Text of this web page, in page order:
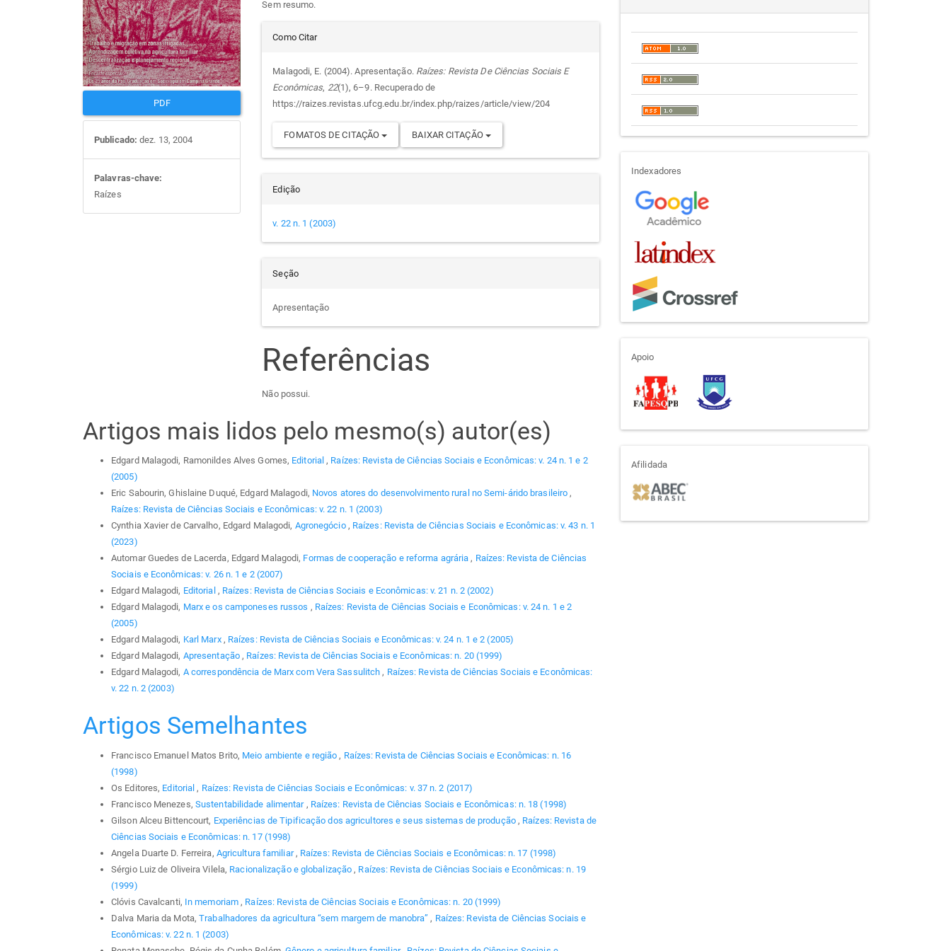
artigos
PDF
Publicado: dez. 13, 2004
Palavras-chave:
Raízes
principal
Sem resumo.
Detalhes
do
artigo
Como Citar
Malagodi, E. (2004). Apresentação. Raízes: Revista De Ciências Sociais E
Econômicas, 22(1), 6–9. Recuperado de
https://raizes.revistas.ufcg.edu.br/index.php/raizes/article/view/204
FOMATOS DE CITAÇÃO BAIXAR CITAÇÃO
Edição
v. 22 n. 1 (2003)
Seção
Apresentação
Referências
Não possui.
Artigos mais lidos pelo mesmo(s) autor(es)
Edgard Malagodi, Ramonildes Alves Gomes, Editorial, Raízes: Revista de Ciências Sociais e Econômicas: v. 24 n. 1 e 2
(2005)
Eric Sabourin, Ghislaine Duqué, Edgard Malagodi, Novos atores do desenvolvimento rural no Semi-árido brasileiro,
Raízes: Revista de Ciências Sociais e Econômicas: v. 22 n. 1 (2003)
Cynthia Xavier de Carvalho, Edgard Malagodi, Agronegócio , Raízes: Revista de Ciências Sociais e Econômicas: v. 43 n. 1
(2023)
Automar Guedes de Lacerda, Edgard Malagodi, Formas de cooperação e reforma agrária, Raízes: Revista de Ciências
Sociais e Econômicas: v. 26 n. 1 e 2 (2007)
Edgard Malagodi, Editorial , Raízes: Revista de Ciências Sociais e Econômicas: v. 21 n. 2 (2002)
Edgard Malagodi, Marx e os camponeses russos , Raízes: Revista de Ciências Sociais e Econômicas: v. 24 n. 1 e 2
(2005)
Edgard Malagodi, Karl Marx , Raízes: Revista de Ciências Sociais e Econômicas: v. 24 n. 1 e 2 (2005)
Edgard Malagodi, Apresentação, Raízes: Revista de Ciências Sociais e Econômicas: n. 20 (1999)
Edgard Malagodi, A correspondência de Marx com Vera Sassulitch, Raízes: Revista de Ciências Sociais e Econômicas:
v. 22 n. 2 (2003)
Artigos Semelhantes
Francisco Emanuel Matos Brito, Meio ambiente e região , Raízes: Revista de Ciências Sociais e Econômicas: n. 16
(1998)
Os Editores, Editorial , Raízes: Revista de Ciências Sociais e Econômicas: v. 37 n. 2 (2017)
Francisco Menezes, Sustentabilidade alimentar , Raízes: Revista de Ciências Sociais e Econômicas: n. 18 (1998)
Gilson Alceu Bittencourt, Experiências de Tipificação dos agricultores e seus sistemas de produção , Raízes: Revista de
Ciências Sociais e Econômicas: n. 17 (1998)
Angela Duarte D. Ferreira, Agricultura familiar , Raízes: Revista de Ciências Sociais e Econômicas: n. 17 (1998)
Sérgio Luiz de Oliveira Vilela, Racionalização e globalização , Raízes: Revista de Ciências Sociais e Econômicas: n. 19
(1999)
Clóvis Cavalcanti, In memoriam , Raízes: Revista de Ciências Sociais e Econômicas: n. 20 (1999)
Dalva Maria da Mota,Trabalhadores da agricultura “sem margem de manobra” , Raízes: Revista de Ciências Sociais e
Econômicas: v. 22 n. 1 (2003)
indexadores
Indexadores
apoio
Apoio
afiliada
Afilidada